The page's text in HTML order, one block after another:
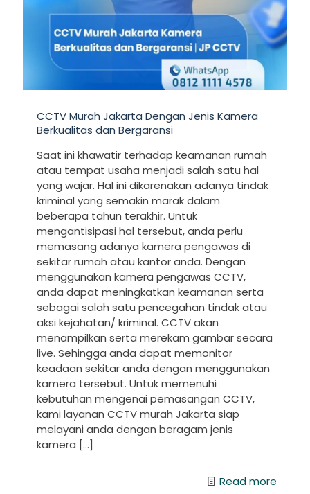
CCTV Murah Jakarta Dengan Jenis Kamera
Berkualitas dan Bergaransi
Saat ini khawatir terhadap keamanan rumah
atau tempat usaha menjadi salah satu hal
yang wajar. Hal ini dikarenakan adanya tindak
kriminal yang semakin marak dalam
beberapa tahun terakhir. Untuk
mengantisipasi hal tersebut, anda perlu
memasang adanya kamera pengawas di
sekitar rumah atau kantor anda. Dengan
menggunakan kamera pengawas CCTV,
anda dapat meningkatkan keamanan serta
sebagai salah satu pencegahan tindak atau
aksi kejahatan/ kriminal. CCTV akan
menampilkan serta merekam gambar secara
live. Sehingga anda dapat memonitor
keadaan sekitar anda dengan menggunakan
kamera tersebut. Untuk memenuhi
kebutuhan mengenai pemasangan CCTV,
kami layanan CCTV murah Jakarta siap
melayani anda dengan beragam jenis
kamera […]
Read more